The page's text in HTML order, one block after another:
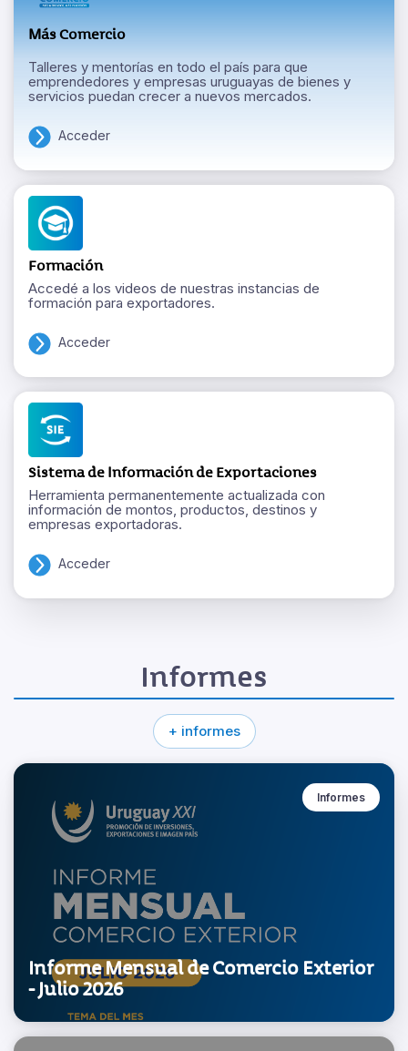
Más Comercio
Talleres y mentorías en todo el país para que
emprendedores y empresas uruguayas de bienes y
servicios puedan crecer a nuevos mercados.
Acceder
Formación
Accedé a los videos de nuestras instancias de
formación para exportadores.
Acceder
Sistema de Información de Exportaciones
Herramienta permanentemente actualizada con
información de montos, productos, destinos y
empresas exportadoras.
Acceder
Informes
+ informes
Informes
Informe Mensual de Comercio Exterior
- Julio 2026